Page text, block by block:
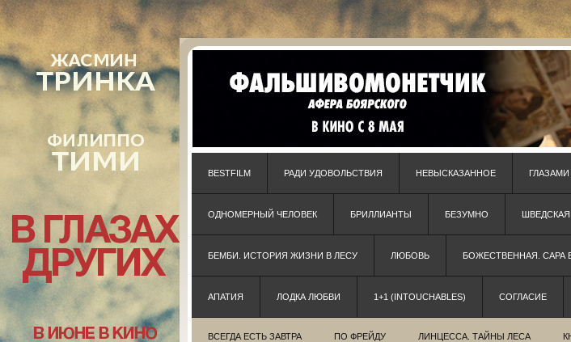
BESTFILM РАДИ УДОВОЛЬСТВИЯ НЕВЫСКАЗАННОЕ
ОДНОМЕРНЫЙ ЧЕЛОВЕК БРИЛЛИАНТЫ БЕЗУМНО
БЕМБИ. ИСТОРИЯ ЖИЗНИ В ЛЕСУ ЛЮБОВЬ БОЖЕСТВЕННАЯ. САРА
АПАТИЯ ЛОДКА ЛЮБВИ 1+1 (INTOUCHABLES) СОГЛАСИЕ
ВСЕГДА ЕСТЬ ЗАВТРА ПО ФРЕЙДУ ЛИНЦЕССА. ТАЙНЫ ЛЕСА